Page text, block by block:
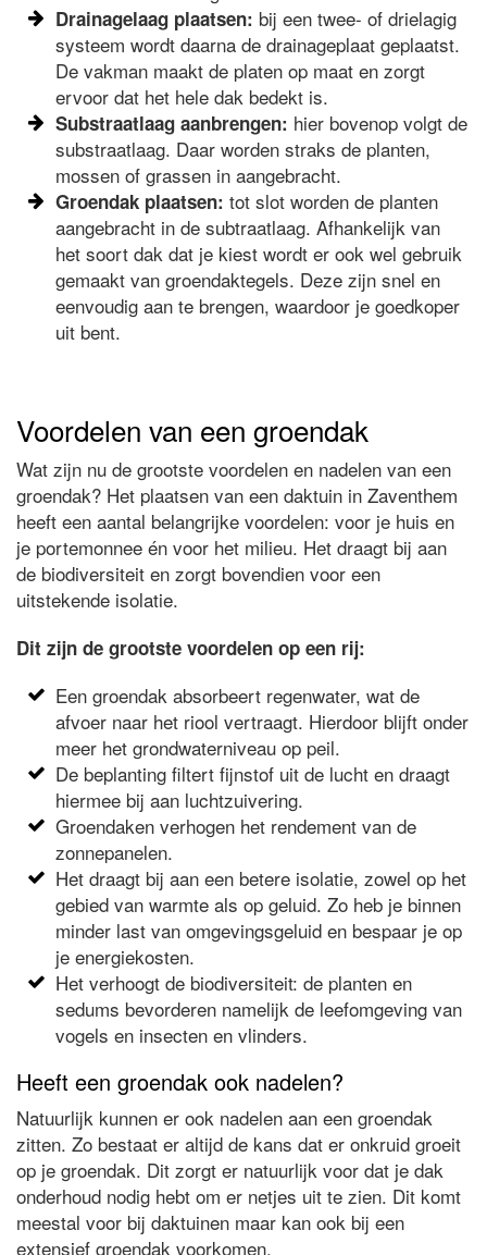
Drainagelaag plaatsen: bij een twee- of drielagig
systeem wordt daarna de drainageplaat geplaatst.
De vakman maakt de platen op maat en zorgt
ervoor dat het hele dak bedekt is.
Substraatlaag aanbrengen: hier bovenop volgt de
substraatlaag. Daar worden straks de planten,
mossen of grassen in aangebracht.
Groendak plaatsen: tot slot worden de planten
aangebracht in de subtraatlaag. Afhankelijk van
het soort dak dat je kiest wordt er ook wel gebruik
gemaakt van groendaktegels. Deze zijn snel en
eenvoudig aan te brengen, waardoor je goedkoper
uit bent.
Voordelen van een groendak
Wat zijn nu de grootste voordelen en nadelen van een
groendak? Het plaatsen van een daktuin in Zaventhem
heeft een aantal belangrijke voordelen: voor je huis en
je portemonnee én voor het milieu. Het draagt bij aan
de biodiversiteit en zorgt bovendien voor een
uitstekende isolatie.
Dit zijn de grootste voordelen op een rij:
Een groendak absorbeert regenwater, wat de
afvoer naar het riool vertraagt. Hierdoor blijft onder
meer het grondwaterniveau op peil.
De beplanting filtert fijnstof uit de lucht en draagt
hiermee bij aan luchtzuivering.
Groendaken verhogen het rendement van de
zonnepanelen.
Het draagt bij aan een betere isolatie, zowel op het
gebied van warmte als op geluid. Zo heb je binnen
minder last van omgevingsgeluid en bespaar je op
je energiekosten.
Het verhoogt de biodiversiteit: de planten en
sedums bevorderen namelijk de leefomgeving van
vogels en insecten en vlinders.
Heeft een groendak ook nadelen?
Natuurlijk kunnen er ook nadelen aan een groendak
zitten. Zo bestaat er altijd de kans dat er onkruid groeit
op je groendak. Dit zorgt er natuurlijk voor dat je dak
onderhoud nodig hebt om er netjes uit te zien. Dit komt
meestal voor bij daktuinen maar kan ook bij een
extensief groendak voorkomen.